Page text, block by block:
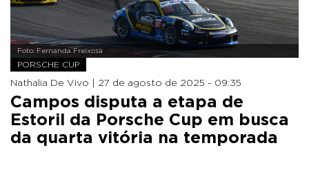
Foto: Fernanda Freixosa
PORSCHE CUP
Nathalia De Vivo | 27 de agosto de 2025 - 09:35
Campos disputa a etapa de
Estoril da Porsche Cup em busca
da quarta vitória na temporada